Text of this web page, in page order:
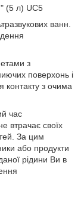
(5 л) UC5
ванн.
з
поверхонь і
контакту з очима
час
втрачає своїх
За цим
або продукти
рідини Ви в